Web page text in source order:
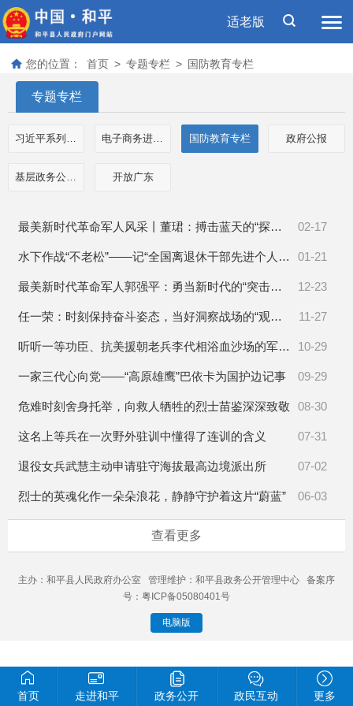
适老版
您的位置： 首页 > 专题专栏 > 国防教育专栏
专题专栏
习近平系列重要讲话数据库 电子商务进农村示范工作专栏 国防教育专栏 政府公报
基层政务公开事项标准目录 开放广东
02-17
最美新时代革命军人风采丨董珺：搏击蓝天的“探路先锋”
01-21
水下作战“不老松”——记“全国离退休干部先进个人”、原海军潜艇学院教授胡均川
12-23
最美新时代革命军人郭强平：勇当新时代的“突击队员”
11-27
任一荣：时刻保持奋斗姿态，当好洞察战场的“观风者”
10-29
听听一等功臣、抗美援朝老兵李代相浴血沙场的军旅故事
09-29
一家三代心向党——“高原雄鹰”巴依卡为国护边记事
08-30
危难时刻舍身托举，向救人牺牲的烈士苗鉴深深致敬
07-31
这名上等兵在一次野外驻训中懂得了连训的含义
07-02
退役女兵武慧主动申请驻守海拔最高边境派出所
06-03
烈士的英魂化作一朵朵浪花，静静守护着这片“蔚蓝”
查看更多
主办：和平县人民政府办公室 管理维护：和平县政务公开管理中心 备案序
号：粤ICP备05080401号
电脑版
首页 走进和平 政务公开 政民互动 更多